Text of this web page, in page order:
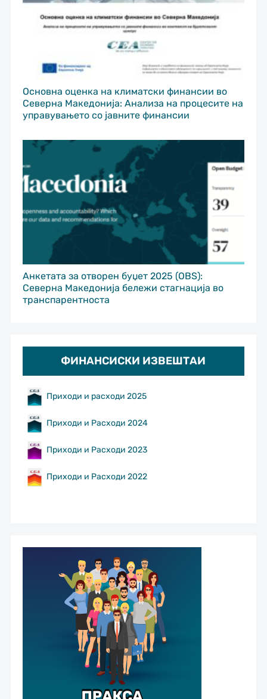
Основна оценка на климатски финансии во
Северна Македонија: Анализа на процесите на
управувањето со јавните финансии
Анкетата за отворен буџет 2025 (OBS):
Северна Македонија бележи стагнација во
транспарентноста
ФИНАНСИСКИ ИЗВЕШТАИ
Приходи и расходи 2025
Приходи и Расходи 2024
Приходи и Расходи 2023
Приходи и Расходи 2022